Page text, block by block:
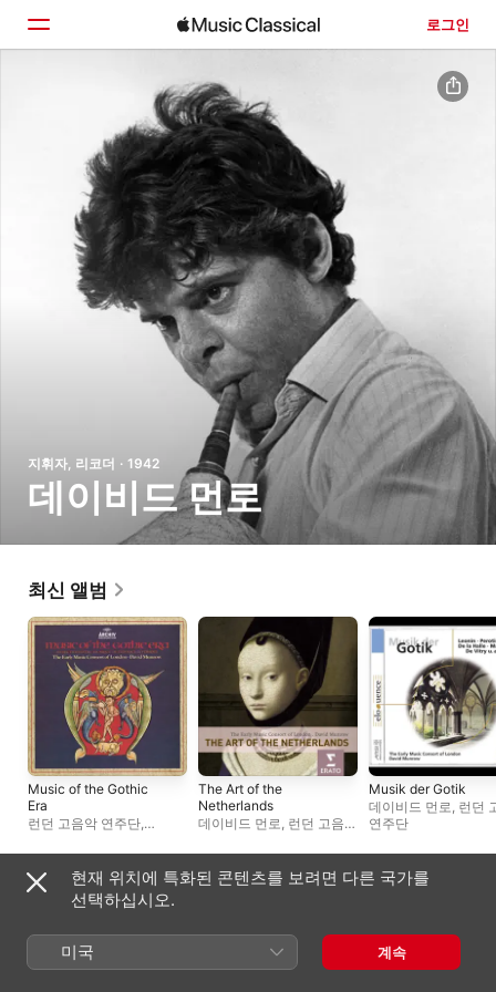
로그인
둘러보기
검색
지휘자, 리코더 · 1942
데이비드 먼로
최신 앨범
Music of the Gothic
Era
런던 고음악 연주단,
The Art of the
Netherlands
데이비드 먼로, 런던 고음악
Musik der Gotik
데이비드 먼로, 런던
연주단
컴필레이션 앨범
현재 위치에 특화된 콘텐츠를 보려면 다른 국가를
선택하십시오.
미국 계속